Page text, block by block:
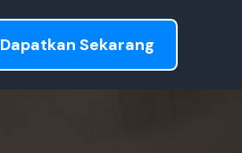
Dapatkan Sekarang